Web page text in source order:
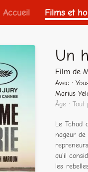
Accueil Films et
Un
Film de
Avec :
Marius
Âge : Tout
Le Tchad
nageur
qu'il
les